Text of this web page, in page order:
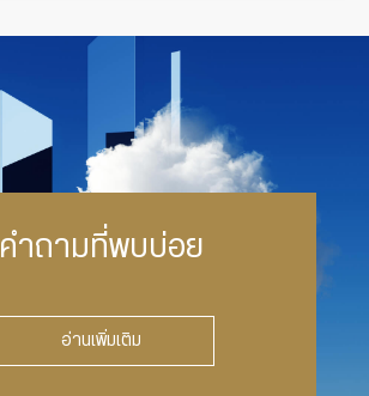
คำถามที่พบบ่อย
อ่านเพิ่มเติม